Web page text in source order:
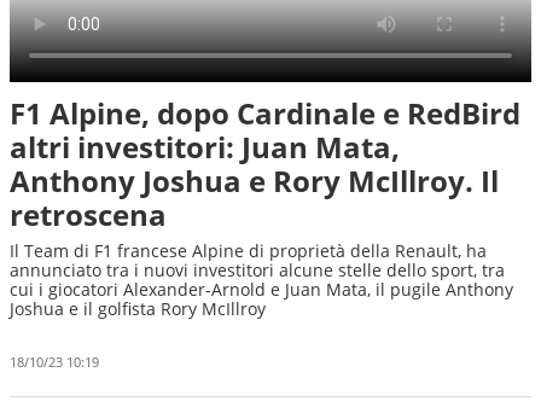
F1 Alpine, dopo Cardinale e RedBird
altri investitori: Juan Mata,
Anthony Joshua e Rory McIllroy. Il
retroscena
Il Team di F1 francese Alpine di proprietà della Renault, ha
annunciato tra i nuovi investitori alcune stelle dello sport, tra
cui i giocatori Alexander-Arnold e Juan Mata, il pugile Anthony
Joshua e il golfista Rory McIllroy
18/10/23 10:19